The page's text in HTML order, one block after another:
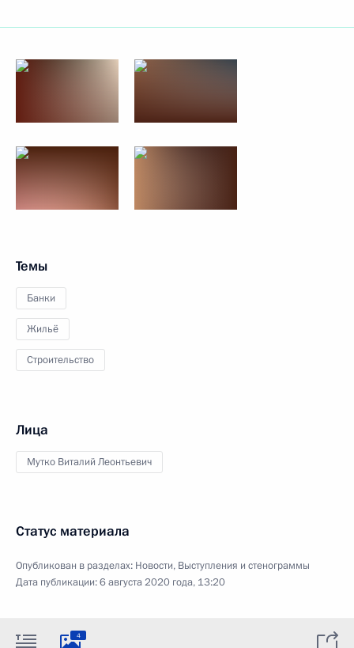
Темы
Банки
Жильё
Строительство
Лица
Мутко Виталий Леонтьевич
Статус материала
Опубликован в разделах: Новости, Выступления и стенограммы
Дата публикации:6 августа 2020 года, 13:20
4